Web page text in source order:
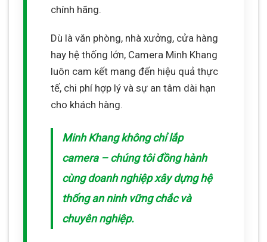
chính hãng.
Dù là văn phòng, nhà xưởng, cửa hàng
hay hệ thống lớn, Camera Minh Khang
luôn cam kết mang đến hiệu quả thực
tế, chi phí hợp lý và sự an tâm dài hạn
cho khách hàng.
Minh Khang không chỉ lắp
camera – chúng tôi đồng hành
cùng doanh nghiệp xây dựng hệ
thống an ninh vững chắc và
chuyên nghiệp.